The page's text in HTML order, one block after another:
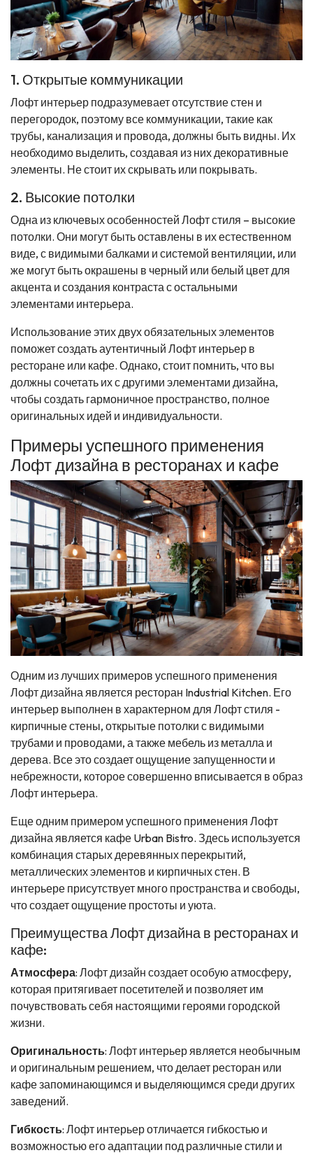
1. Открытые коммуникации
Лофт интерьер подразумевает отсутствие стен и
перегородок, поэтому все коммуникации, такие как
трубы, канализация и провода, должны быть видны. Их
необходимо выделить, создавая из них декоративные
элементы. Не стоит их скрывать или покрывать.
2. Высокие потолки
Одна из ключевых особенностей Лофт стиля – высокие
потолки. Они могут быть оставлены в их естественном
виде, с видимыми балками и системой вентиляции, или
же могут быть окрашены в черный или белый цвет для
акцента и создания контраста с остальными
элементами интерьера.
Использование этих двух обязательных элементов
поможет создать аутентичный Лофт интерьер в
ресторане или кафе. Однако, стоит помнить, что вы
должны сочетать их с другими элементами дизайна,
чтобы создать гармоничное пространство, полное
оригинальных идей и индивидуальности.
Примеры успешного применения
Лофт дизайна в ресторанах и кафе
Одним из лучших примеров успешного применения
Лофт дизайна является ресторан Industrial Kitchen. Его
интерьер выполнен в характерном для Лофт стиля -
кирпичные стены, открытые потолки с видимыми
трубами и проводами, а также мебель из металла и
дерева. Все это создает ощущение запущенности и
небрежности, которое совершенно вписывается в образ
Лофт интерьера.
Еще одним примером успешного применения Лофт
дизайна является кафе Urban Bistro. Здесь используется
комбинация старых деревянных перекрытий,
металлических элементов и кирпичных стен. В
интерьере присутствует много пространства и свободы,
что создает ощущение простоты и уюта.
Преимущества Лофт дизайна в ресторанах и
кафе:
Атмосфера: Лофт дизайн создает особую атмосферу,
которая притягивает посетителей и позволяет им
почувствовать себя настоящими героями городской
жизни.
Оригинальность: Лофт интерьер является необычным
и оригинальным решением, что делает ресторан или
кафе запоминающимся и выделяющимся среди других
заведений.
Гибкость: Лофт интерьер отличается гибкостью и
возможностью его адаптации под различные стили и